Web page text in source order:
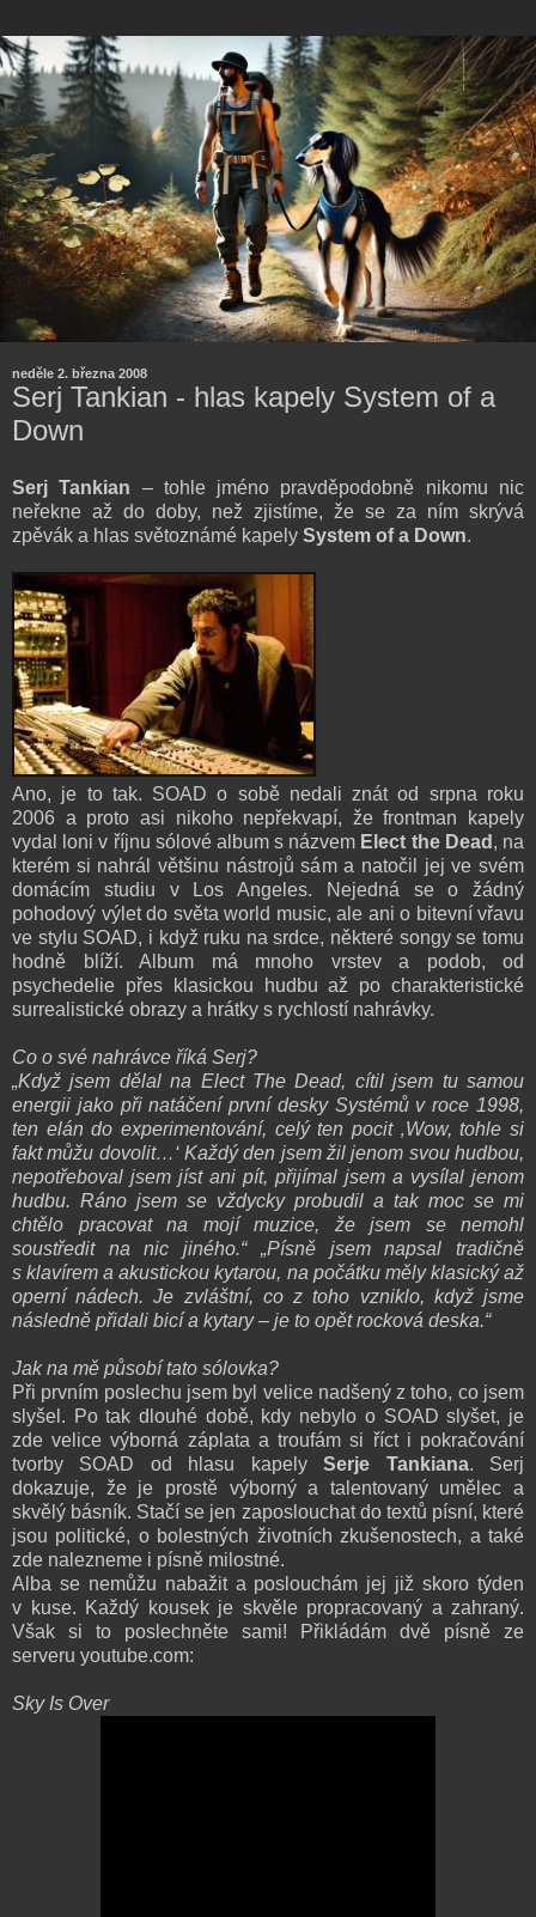
neděle 2. března 2008
Serj Tankian - hlas kapely System of a
Down
Serj Tankian – tohle jméno pravděpodobně nikomu nic
neřekne až do doby, než zjistíme, že se za ním skrývá
zpěvák a hlas světoznámé kapely System of a Down.
Ano, je to tak. SOAD o sobě nedali znát od srpna roku
2006 a proto asi nikoho nepřekvapí, že frontman kapely
vydal loni v říjnu sólové album s názvem Elect the Dead , na
kterém si nahrál většinu nástrojů sám a natočil jej ve svém
domácím studiu v Los Angeles. Nejedná se o žádný
pohodový výlet do světa world music, ale ani o bitevní vřavu
ve stylu SOAD, i když ruku na srdce, některé songy se tomu
hodně blíží. Album má mnoho vrstev a podob, od
psychedelie přes klasickou hudbu až po charakteristické
surrealistické obrazy a hrátky s rychlostí nahrávky.
Co o své nahrávce říká Serj?
„Když jsem dělal na Elect The Dead, cítil jsem tu samou
energii jako při natáčení první desky Systémů v roce 1998,
ten elán do experimentování, celý ten pocit ‚Wow, tohle si
fakt můžu dovolit…‘ Každý den jsem žil jenom svou hudbou,
nepotřeboval jsem jíst ani pít, přijímal jsem a vysílal jenom
hudbu. Ráno jsem se vždycky probudil a tak moc se mi
chtělo pracovat na mojí muzice, že jsem se nemohl
soustředit na nic jiného.“
„Písně jsem napsal tradičně
s klavírem a akustickou kytarou, na počátku měly klasický až
operní nádech. Je zvláštní, co z toho vzniklo, když jsme
následně přidali bicí a kytary – je to opět rocková deska.“
Jak na mě působí tato sólovka?
Při prvním poslechu jsem byl velice nadšený z toho, co jsem
slyšel. Po tak dlouhé době, kdy nebylo o SOAD slyšet, je
zde velice výborná záplata a troufám si říct i pokračování
tvorby SOAD od hlasu kapelySerje Tankiana. Serj
dokazuje, že je prostě výborný a talentovaný umělec a
skvělý básník. Stačí se jen zaposlouchat do textů písní, které
jsou politické, o bolestných životních zkušenostech, a také
zde nalezneme i písně milostné.
Alba se nemůžu nabažit a poslouchám jej již skoro týden
v kuse. Každý kousek je skvěle propracovaný a zahraný.
Však si to poslechněte sami! Přikládám dvě písně ze
serveru youtube.com:
Sky Is Over